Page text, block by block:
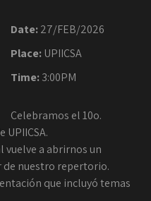
Date:27/FEB/2026
Place: UPIICSA
Time:3:00PM
Celebramos el 10o.
a abrirnos un
de nuestro repertorio.
que incluyó temas